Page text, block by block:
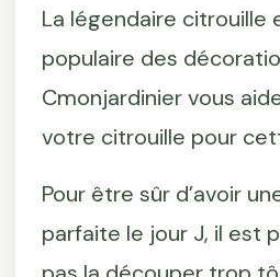
La légendaire citrouille
populaire des
Cmonjardinier vous
votre citrouille pour
Pour être sûr d’avoir
parfaite le jour J, il est